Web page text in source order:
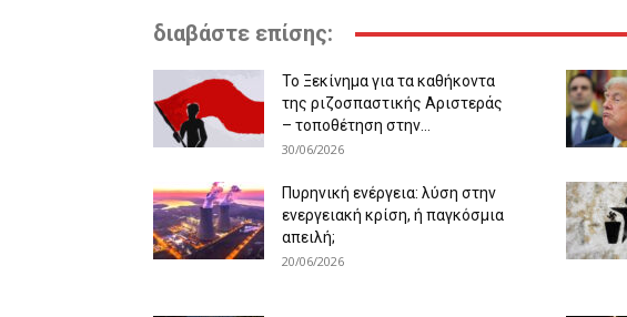
διαβάστε επίσης:
Το Ξεκίνημα για τα καθήκοντα
της ριζοσπαστικής Αριστεράς
– τοποθέτηση στην...
30/06/2026
Πυρηνική ενέργεια: λύση στην
ενεργειακή κρίση, ή παγκόσμια
απειλή;
20/06/2026